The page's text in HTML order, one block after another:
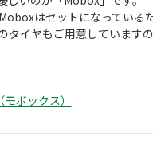
はセットになっているた
イヤもご用意しています
ボックス）